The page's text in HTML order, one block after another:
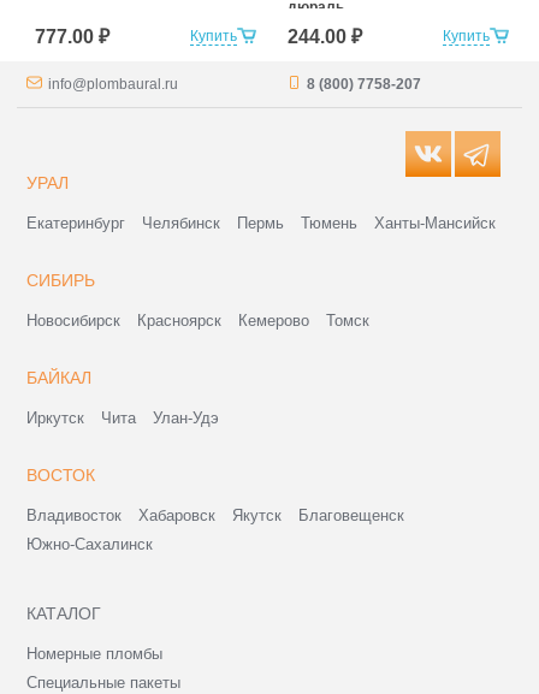
Купить
777.00 ₽ Купить
дюраль
244.00 ₽
info@plombaural.ru 8 (800) 7758-207
УРАЛ
Екатеринбург Челябинск Пермь Тюмень Ханты-Мансийск
СИБИРЬ
Новосибирск Красноярск Кемерово Томск
БАЙКАЛ
Иркутск Чита Улан-Удэ
ВОСТОК
Владивосток Хабаровск Якутск
Благовещенск
Южно-Сахалинск
КАТАЛОГ
Номерные пломбы
Специальные пакеты